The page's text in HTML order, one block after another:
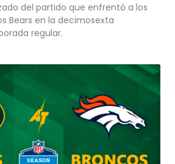
del partido que enfrentó a los
Bears en la decimosexta
regular.